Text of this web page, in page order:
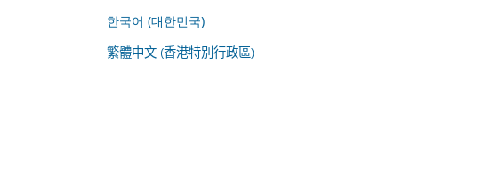
한국어 (대한민국)
繁體中文 (香港特別行政區)